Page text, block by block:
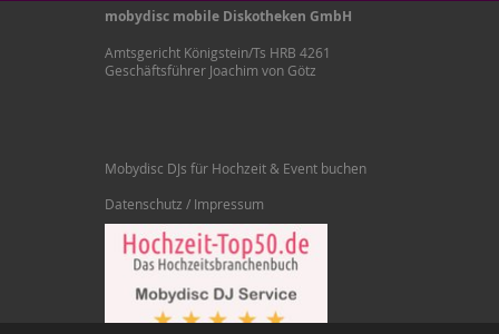
mobydisc mobile Diskotheken GmbH
Amtsgericht Königstein/Ts HRB 4261
Geschäftsführer Joachim von Götz
Mobydisc DJs für Hochzeit & Event buchen
Datenschutz / Impressum